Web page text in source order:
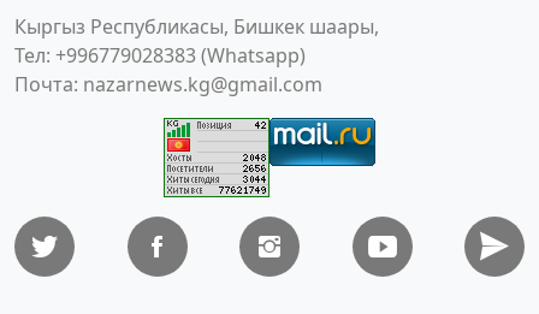
Кыргыз Республикасы, Бишкек шаары,
Тел: +996779028383 (Whatsapp)
Почта: nazarnews.kg@gmail.com